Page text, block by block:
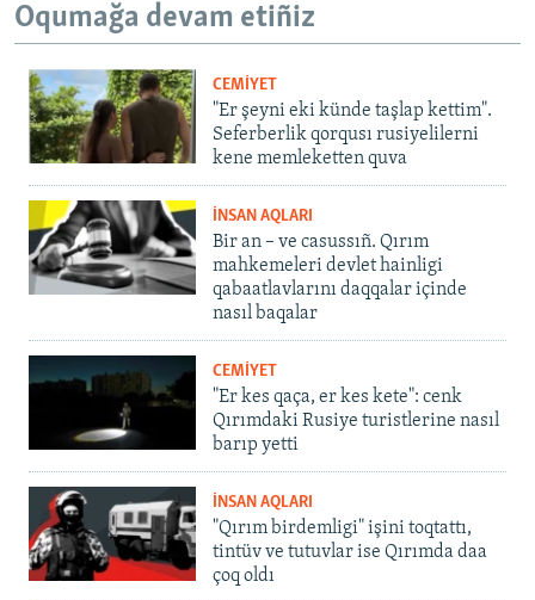
Oqumağa devam etiñiz
CEMİYET
"Er şeyni eki künde taşlap kettim".
Seferberlik qorqusı rusiyelilerni
kene memleketten quva
İNSAN AQLARI
Bir an – ve casussıñ. Qırım
mahkemeleri devlet hainligi
qabaatlavlarını daqqalar içinde
nasıl baqalar
CEMİYET
"Er kes qaça, er kes kete": cenk
Qırımdaki Rusiye turistlerine nasıl
barıp yetti
İNSAN AQLARI
"Qırım birdemligi" işini toqtattı,
tintüv ve tutuvlar ise Qırımda daa
çoq oldı